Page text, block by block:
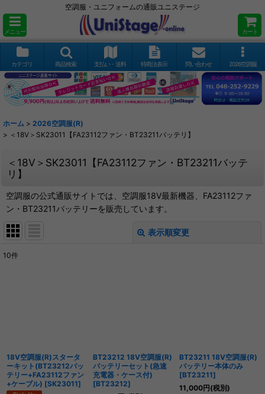
空調服・ユニフォームの通販ユニステージ
メニュー カート
カテゴリ 商品検索 支払い・送料 特商法表示 問い合わせ 2026空調服
ホーム > 2026空調服(R)
> ＜18V＞SK23011【FA23112ファン・BT23211バッテリ】
＜18V＞SK23011【FA23112ファン・BT23211バッテ
リ】
空調服の公式通販サイトでは、空調服18V最新機器、FA23112ファ
ン・BT23211バッテリーを販売しています。
表示順変更
10件
18V空調服(R)スタータ
ーキット(BT23212バッ
テリー+FA23112ファン
+ケーブル) [SK23011]
BT23212 18V空調服(R)
バッテリーセット(急速
充電器・ケース付)
[BT23212]
BT23211 18V空調服(R)
バッテリー本体のみ
[BT23211]
11,000円(税別)